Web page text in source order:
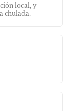
local, y
chulada.